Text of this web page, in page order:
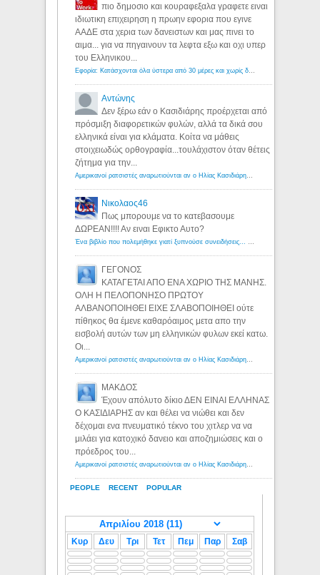
PEOPLE RECENT POPULAR
πιο δημοσιο και κουραφεξαλα γραφετε ειναι
ιδιωτικη επιχειρηση η πρωην εφορια που εγινε
ΑΑΔΕ στα χερια των δανειστων και μας πινει το
αιμα... για να πηγαινουν τα λεφτα εξω και οχι υπερ
του Ελληνικου...
Εφορία: Κατάσχονται όλα ύστερα από 30 μέρες και χωρίς δικαστικές αποφάσεις - Λόγιος Ερμής
Αντώνης
Δεν ξέρω εάν ο Κασιδιάρης προέρχεται από
πρόσμιξη διαφορετικών φυλών, αλλά τα δικά σου
ελληνικά είναι για κλάματα. Κοίτα να μάθεις
στοιχειωδώς ορθογραφία...τουλάχιστον όταν θέτεις
ζήτημα για την...
Αμερικανοί ρατσιστές αναρωτιούνται αν ο Ηλίας Κασιδιάρης ανήκει στη λευκή φυλή... - Λόγιος Ερμής
Νικολαος46
Πως μπορουμε να το κατεβασουμε
ΔΩΡΕΑΝ!!!! Αν ειναι Εφικτο Αυτο?
Ένα βιβλίο που πολεμήθηκε γιατί ξυπνούσε συνειδήσεις... - Λόγιος Ερμής | Η γνώση ξεκινάει με την αναζήτηση...
ΓΕΓΟΝΟΣ
ΚΑΤΑΓΕΤΑΙ ΑΠΟ ΕΝΑ ΧΩΡΙΟ ΤΗΣ ΜΑΝΗΣ.
ΟΛΗ Η ΠΕΛΟΠΟΝΗΣΟ ΠΡΩΤΟΥ
ΑΛΒΑΝΟΠΟΙΗΘΕΙ ΕΙΧΕ ΣΛΑΒΟΠΟΙΗΘΕΙ ούτε
πίθηκος θα έμενε καθαρόαιμος μετα απο την
εισβολή αυτών των μη ελληνικών φυλων εκεί κατω.
Οι...
Αμερικανοί ρατσιστές αναρωτιούνται αν ο Ηλίας Κασιδιάρης ανήκει στη λευκή φυλή... - Λόγιος Ερμής
ΜΑΚΔΟΣ
Έχουν απόλυτο δίκιο ΔΕΝ ΕΙΝΑΙ ΕΛΛΗΝΑΣ
Ο ΚΑΣΙΔΙΑΡΗΣ αν και θέλει να νιώθει και δεν
δέχομαι ενα πνευματικό τέκνο του χιτλερ να να
μιλάει για κατοχικό δανειο και αποζημιώσεις και ο
πρόεδρος του...
Αμερικανοί ρατσιστές αναρωτιούνται αν ο Ηλίας Κασιδιάρης ανήκει στη λευκή φυλή... - Λόγιος Ερμής
Κυρ Δευ Τρι Τετ Πεμ Παρ Σαβ